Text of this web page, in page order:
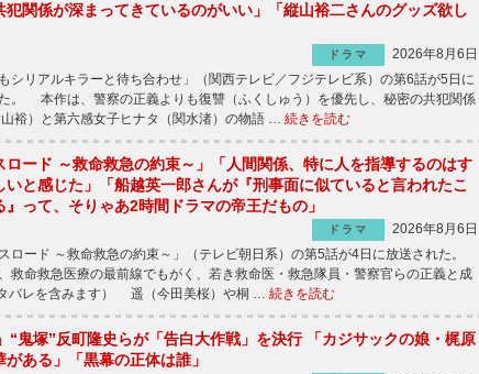
犯関係が深まってきているのがいい」「縦山裕二さんのグッズ欲し
ドラマ
2026年8月6日
シリアルキラーと待ち合わせ」（関西テレビ／フジテレビ系）の第6話が5日に
。 本作は、警察の正義よりも復讐（ふくしゅう）を優先し、秘密の共犯関係
裕）と第六感女子ヒナタ（関水渚）の物語 … 続きを読む
ロード ～救命救急の約束～」「人間関係、特に人を指導するのはす
いと感じた」「船越英一郎さんが『刑事面に似ていると言われたこ
』って、そりゃあ2時間ドラマの帝王だもの」
ドラマ
2026年8月6日
ロード ～救命救急の約束～」（テレビ朝日系）の第5話が4日に放送された。
救命救急医療の最前線でもがく、若き救命医・救急隊員・警察官らの正義と成
バレを含みます） 遥（今田美桜）や桐 … 続きを読む
“鬼塚”反町隆史らが「告白大作戦」を決行 「カジサックの娘・梶原
がある」「黒幕の正体は誰」